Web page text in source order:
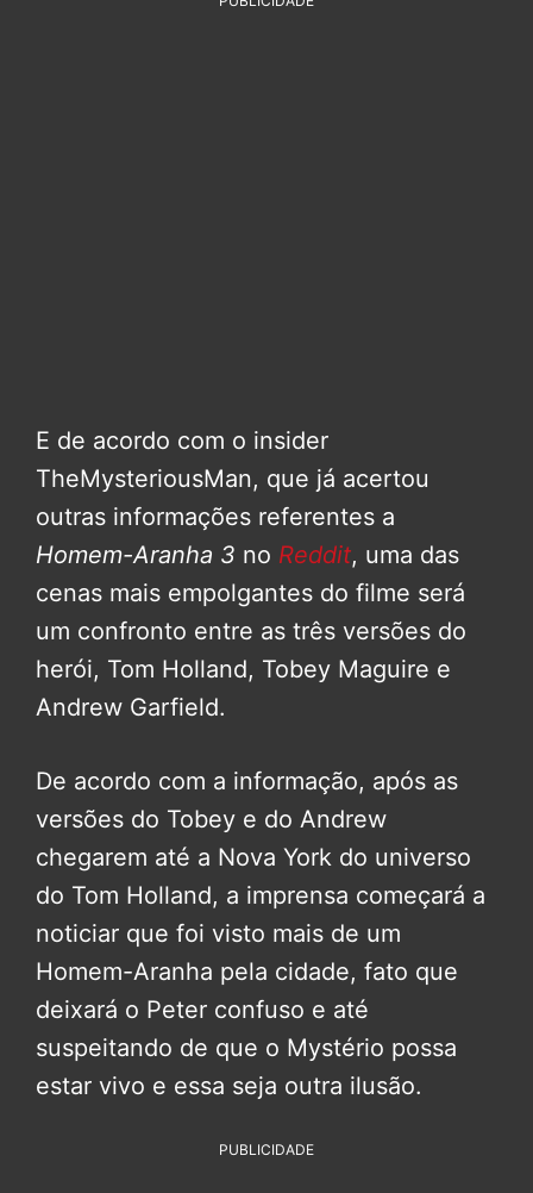
E de acordo com o insider
TheMysteriousMan, que já acertou
outras informações referentes a
Homem-Aranha 3 no Reddit, uma das
cenas mais empolgantes do filme será
um confronto entre as três versões do
herói, Tom Holland, Tobey Maguire e
Andrew Garfield.
De acordo com a informação, após as
versões do Tobey e do Andrew
chegarem até a Nova York do universo
do Tom Holland, a imprensa começará a
noticiar que foi visto mais de um
Homem-Aranha pela cidade, fato que
deixará o Peter confuso e até
suspeitando de que o Mystério possa
estar vivo e essa seja outra ilusão.
PUBLICIDADE